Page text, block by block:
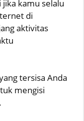
kamu selalu
di
aktivitas
tersisa Anda
mengisi